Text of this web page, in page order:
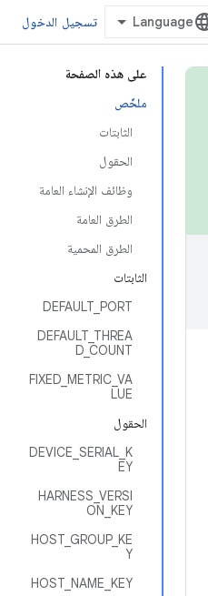
تسجيل الدخول
على هذه الصفحة
ملخّص
الثابتات
الحقول
وظائف الإنشاء العامة
الطرق العامة
الطرق المحمية
الثابتات
DEFAULT_PORT
DEFAULT_THREA
D_COUNT
FIXED_METRIC_VA
LUE
الحقول
DEVICE_SERIAL_K
EY
HARNESS_VERSI
ON_KEY
HOST_GROUP_KE
Y
HOST_NAME_KEY